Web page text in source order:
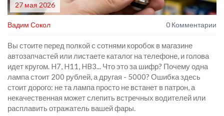
27 мая 2026
Вадим Сокол 0 Комментарии
Вы стоите перед полкой с сотнями коробок в магазине
автозапчастей или листаете каталог на телефоне, и голова
идет кругом. H7, H11, HB3... Что это за шифр? Почему одна
лампа стоит 200 рублей, а другая - 5000? Ошибка здесь
стоит дорого: не та лампа просто не встанет в патрон, а
некачественная может слепить встречных водителей или
расплавить отражатель вашей фары.